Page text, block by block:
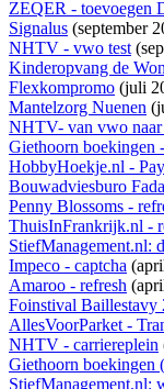
ZEQER - toevoegen
Signalus (september
NHTV - vwo test
Kinderopvang de
Flexkompromo (juli
Mantelzorg Nuenen
NHTV- van vwo
Giethoorn boekingen
HobbyHoekje.nl -
Bouwadviesburo
Penny Blossoms -
ThuisInFrankrijk.nl -
StiefManagement.nl:
Impeco - captcha
Amaroo - refresh
Foinstival Baillestavy
AllesVoorParket -
NHTV - carriereplein
Giethoorn boekingen
StiefManagement.nl: